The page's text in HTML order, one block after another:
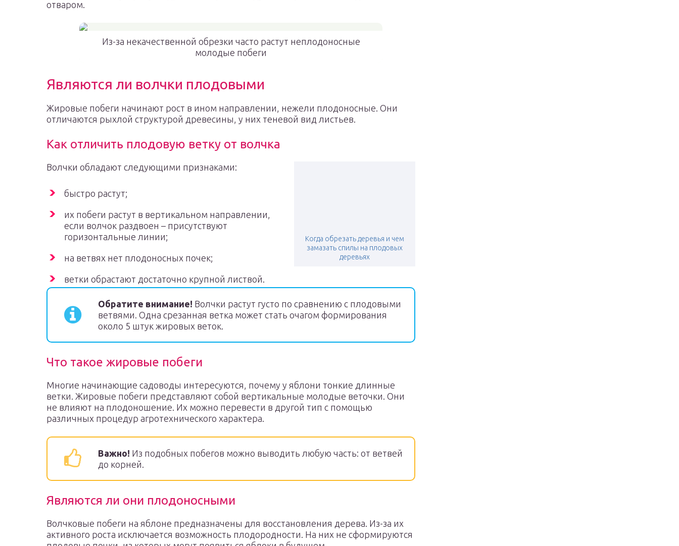
отваром.
Из-за некачественной обрезки часто растут неплодоносные
молодые побеги
Являются ли волчки плодовыми
Жировые побеги начинают рост в ином направлении, нежели плодоносные. Они
отличаются рыхлой структурой древесины, у них теневой вид листьев.
Как отличить плодовую ветку от волчка
Когда обрезать деревья и чем
замазать спилы на плодовых
деревьях
Волчки обладают следующими признаками:
быстро растут;
их побеги растут в вертикальном направлении,
если волчок раздвоен – присутствуют
горизонтальные линии;
на ветвях нет плодоносных почек;
ветки обрастают достаточно крупной листвой.
Обратите внимание! Волчки растут густо по сравнению с плодовыми
ветвями. Одна срезанная ветка может стать очагом формирования
около 5 штук жировых веток.
Что такое жировые побеги
Многие начинающие садоводы интересуются, почему у яблони тонкие длинные
ветки. Жировые побеги представляют собой вертикальные молодые веточки. Они
не влияют на плодоношение. Их можно перевести в другой тип с помощью
различных процедур агротехнического характера.
Важно! Из подобных побегов можно выводить любую часть: от ветвей
до корней.
Являются ли они плодоносными
Волчковые побеги на яблоне предназначены для восстановления дерева. Из-за их
активного роста исключается возможность плодородности. На них не сформируются